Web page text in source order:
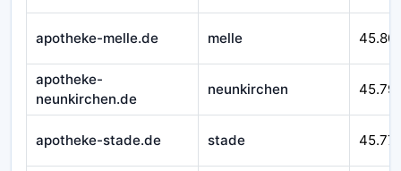
apotheke-melle.de melle
apotheke-
neunkirchen.de
neunkirchen
apotheke-stade.de stade